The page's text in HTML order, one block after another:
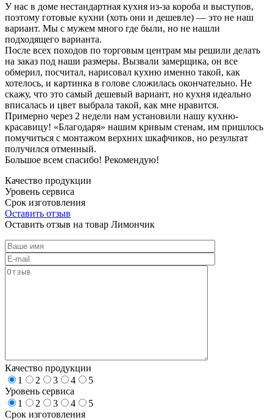
У нас в доме нестандартная кухня из-за короба и выступов,
поэтому готовые кухни (хоть они и дешевле) — это не наш
вариант. Мы с мужем много где были, но не нашли
подходящего варианта.
После всех походов по торговым центрам мы решили делать
на заказ под наши размеры. Вызвали замерщика, он все
обмерил, посчитал, нарисовал кухню именно такой, как
хотелось, и картинка в голове сложилась окончательно. Не
скажу, что это самый дешевый вариант, но кухня идеально
вписалась и цвет выбрала такой, как мне нравится.
Примерно через 2 недели нам установили нашу кухню-
красавицу! «Благодаря» нашим кривым стенам, им пришлось
помучиться с монтажом верхних шкафчиков, но результат
получился отменный.
Большое всем спасибо! Рекомендую!
Качество продукции
Уровень сервиса
Срок изготовления
Оставить отзыв
Оставить отзыв на товар Лимончик
Качество продукции
1
2 3 4
5
Уровень сервиса
1
2 3 4
5
Срок изготовления